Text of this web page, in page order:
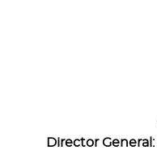
Director General: